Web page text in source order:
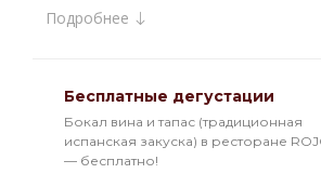
Подробнее
Бесплатные дегустации
Бокал вина и тапас (традиционная
испанская закуска) в ресторане
— бесплатно!